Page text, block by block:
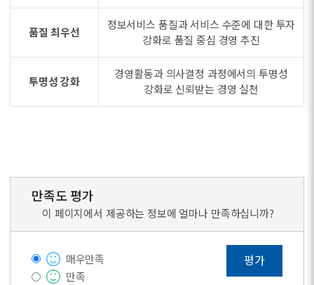
품질 최우선
정보서비스 품질과 서비스 수준에 대한 투자
강화로 품질 중심 경영 추진
투명성 강화
경영활동과 의사결정 과정에서의 투명성
강화로 신뢰받는 경영 실천
만족도 평가
이 페이지에서 제공하는 정보에 얼마나 만족하십니까?
매우만족
만족
평가